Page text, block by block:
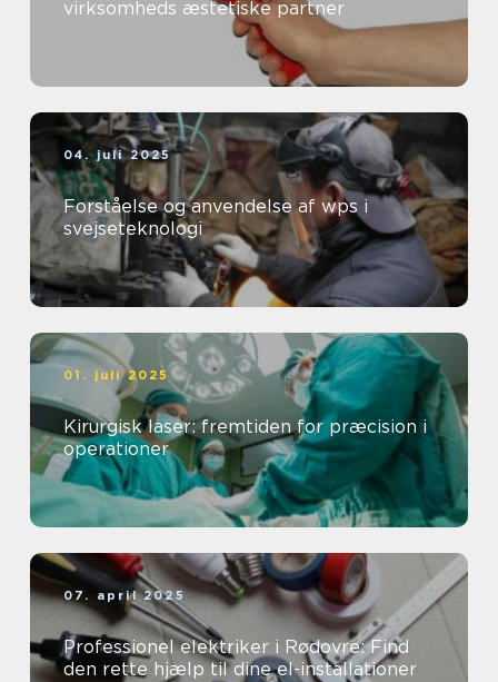
virksomheds æstetiske partner
04. juli 2025
Forståelse og anvendelse af wps i
svejseteknologi
01. juli 2025
Kirurgisk laser: fremtiden for præcision i
operationer
07. april 2025
Professionel elektriker i Rødovre: Find
den rette hjælp til dine el-installationer